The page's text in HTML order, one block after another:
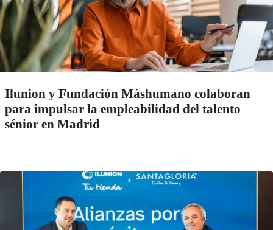
Ilunion y Fundación Máshumano colaboran
para impulsar la empleabilidad del talento
sénior en Madrid